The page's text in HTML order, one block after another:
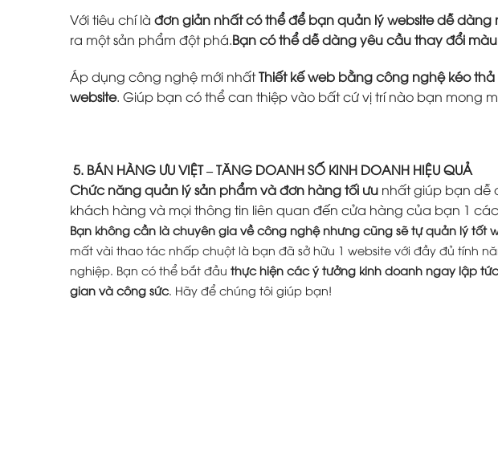
Với tiêu chí là đơn giản nhất có thể để bạn quản lý website dễ dàng
ra một sản phẩm đột phá.Bạn có thể dễ dàng yêu cầu thay đổi
Áp dụng công nghệ mới nhấtThiết kế web bằng công nghệ kéo
website. Giúp bạn có thể can thiệp vào bất cứ vị trí nào bạn mong
5. BÁN HÀNG ƯU VIỆT – TĂNG DOANH SỐ KINH DOANH HIỆU QUẢ
Chức năng quản lý sản phẩm và đơn hàng tối ưu nhất giúp bạn dễ
khách hàng và mọi thông tin liên quan đến cửa hàng của bạn 1
Bạn không cần là chuyên gia về công nghệ nhưng cũng sẽ tự quản lý tốt
mất vài thao tác nhấp chuột là bạn đã sở hữu 1 website với đầy đủ tính
nghiệp. Bạn có thể bắt đầu thực hiện các ý tưởng kinh doanh ngay lập tức
gian và công sức. Hãy để chúng tôi giúp bạn!